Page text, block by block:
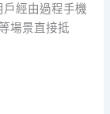
戶經由過程手機
場景直接抵